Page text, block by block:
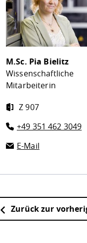
M.Sc. Pia Bielitz
Wissenschaftliche
Mitarbeiterin
Z 907
+49 351 462 3049
E-Mail
Zurück zur